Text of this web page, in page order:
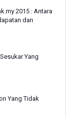
2015 : Antara
dan
Yang
Yang Tidak